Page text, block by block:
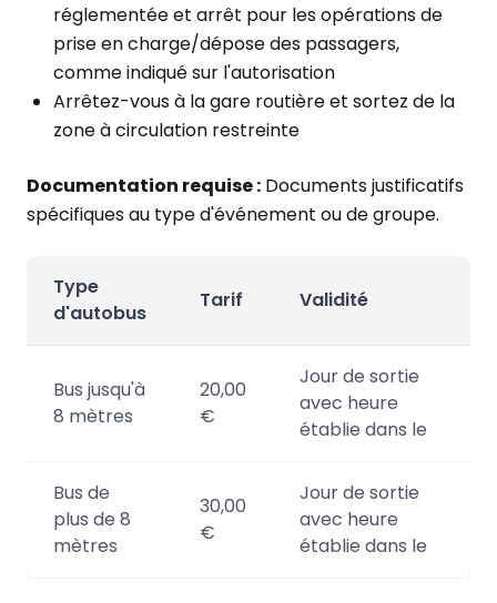
réglementée et arrêt pour les opérations de
prise en charge/dépose des passagers,
comme indiqué sur l'autorisation
Arrêtez-vous à la gare routière et sortez de la
zone à circulation restreinte
Documentation requise : Documents justificatifs
spécifiques au type d'événement ou de groupe.
Type
d'autobus
Tarif Validité
Bus jusqu'à
8 mètres
20,00
€
Jour de sortie
avec heure
établie dans le
Bus de
plus de 8
mètres
30,00
€
Jour de sortie
avec heure
établie dans le